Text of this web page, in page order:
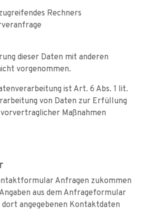
Rechners
dieser Daten mit anderen
vorgenommen.
ist Art. 6 Abs. 1 lit.
von Daten zur Erfüllung
Maßnahmen
Anfragen zukommen
aus dem Anfrageformular
angegebenen Kontaktdaten